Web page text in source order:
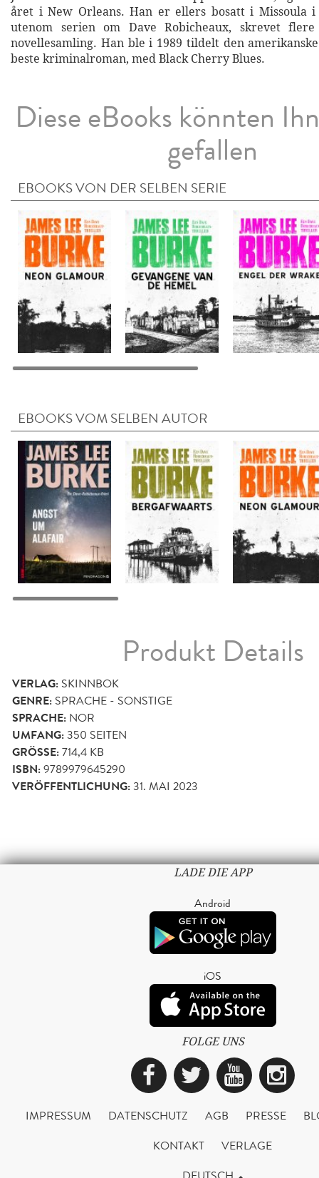
året i New Orleans. Han er ellers bosatt i Missoula i
utenom serien om Dave Robicheaux, skrevet
novellesamling. Han ble i 1989 tildelt den
beste kriminalroman, med Black Cherry Blues.
Diese eBooks könnten
gefallen
EBOOKS VON DER SELBEN SERIE
EBOOKS VOM SELBEN AUTOR
Produkt Details
VERLAG: SKINNBOK
GENRE: SPRACHE - SONSTIGE
SPRACHE: NOR
UMFANG:350 SEITEN
GRÖSSE: 714,4 KB
ISBN:9789979645290
VERÖFFENTLICHUNG:31. MAI 2023
LADE DIE APP
Android
iOS
FOLGE UNS
Facebook
Twitter
IMPRESSUM DATENSCHUTZ AGB PRESSE
KONTAKT
VERLAGE